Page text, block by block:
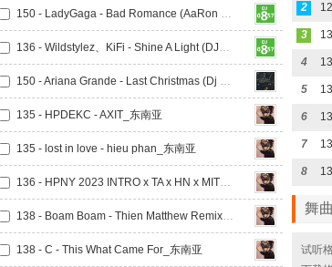
150 - LadyGaga - Bad Romance (AaRon Bounce Mix 2024 )v2
136 - Wildstylez、KiFi - Shine A Light (DJ十三 Melbourne Mix)
150 - Ariana Grande - Last Christmas (Dj KaNSas 新弹跳_Mash Up Bootleg)
135 - HPDEKC - AXIT_东南亚
135 - lost in love - hieu phan_东南亚
136 - HPNY 2023 INTRO x TA x HN x MIT_东南亚
138 - Boam Boam - Thien Matthew Remix_东南亚
138 - C - This What Came For_东南亚
2
3
4
5
6
7
8
舞
试听